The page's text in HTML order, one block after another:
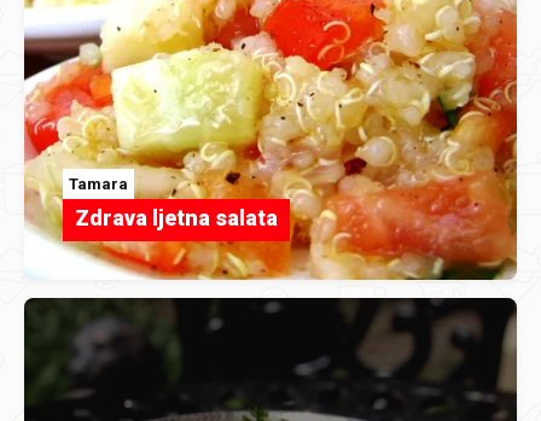
Tamara
Zdrava ljetna salata